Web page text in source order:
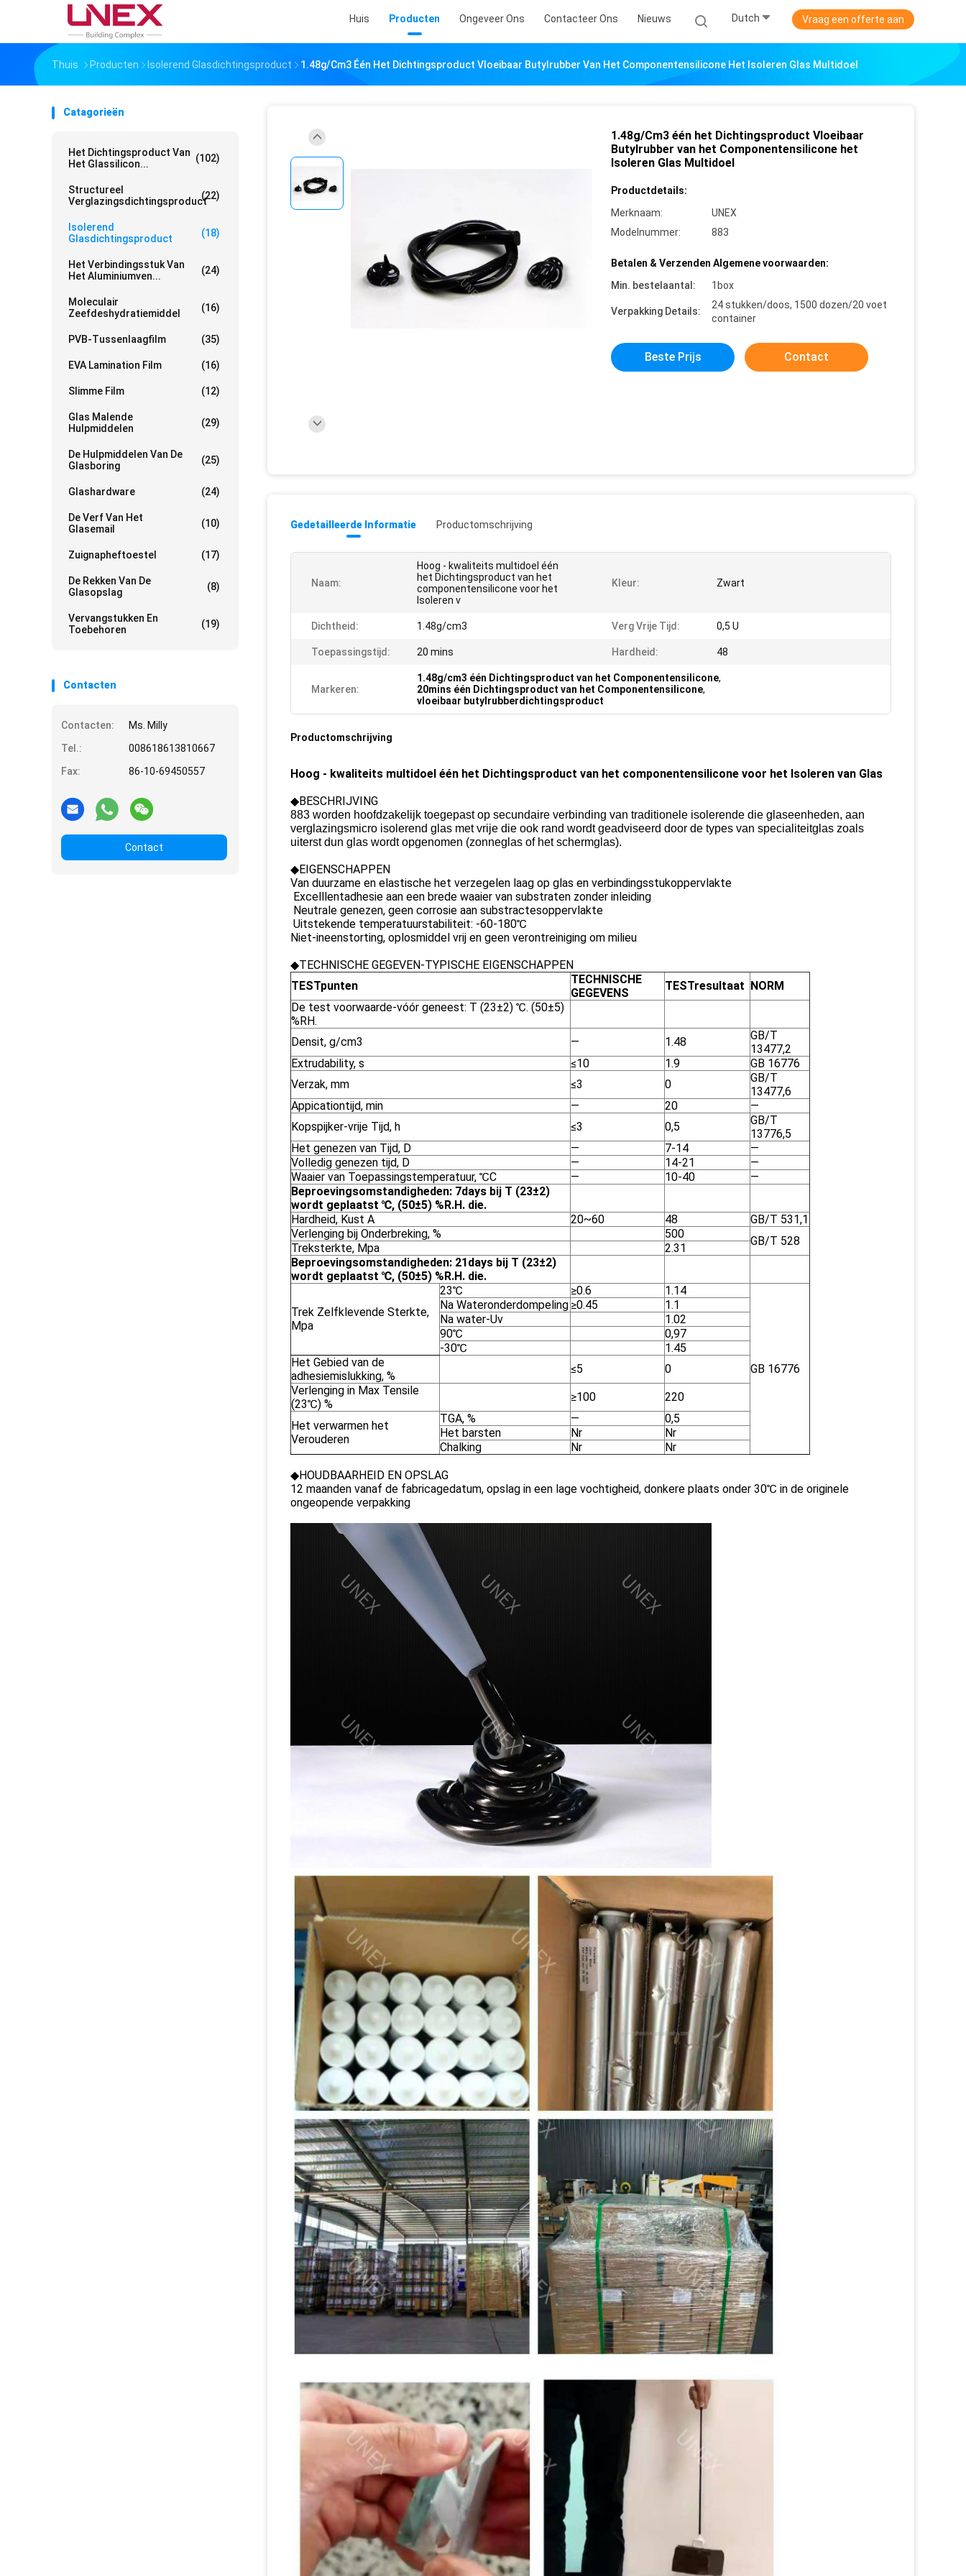
Huis Producten Ongeveer Ons Contacteer Ons Nieuws Dutch Vraag een offerte aan
Thuis Producten Isolerend Glasdichtingsproduct 1.48g/Cm3 Één Het Dichtingsproduct Vloeibaar Butylrubber Van Het Componentensilicone Het Isoleren Glas Multidoel
Catagorieën
Het Dichtingsproduct Van
Het Glassilicon...
(102)
Structureel
Verglazingsdichtingsproduct(22)
Isolerend
Glasdichtingsproduct
(18)
Het Verbindingsstuk Van
Het Aluminiumven...
(24)
Moleculair
Zeefdeshydratiemiddel
(16)
PVB-Tussenlaagfilm (35)
EVA Lamination Film (16)
Slimme Film (12)
Glas Malende
Hulpmiddelen
(29)
De Hulpmiddelen Van De
Glasboring
(25)
Glashardware (24)
De Verf Van Het
Glasemail
(10)
Zuignapheftoestel (17)
De Rekken Van De
Glasopslag
(8)
Vervangstukken En
Toebehoren
(19)
Contacten
Contacten:
Ms. Milly
Tel.:
008618613810667
Fax:
86-10-69450557
Contact
1.48g/Cm3 één het Dichtingsproduct Vloeibaar
Butylrubber van het Componentensilicone het
Isoleren Glas Multidoel
Productdetails:
Merknaam:
UNEX
Modelnummer:
883
Betalen & Verzenden Algemene voorwaarden:
Min. bestelaantal:
1box
Verpakking Details:
24 stukken/doos, 1500 dozen/20 voet
container
Beste Prijs Contact
Gedetailleerde Informatie Productomschrijving
Naam:
Hoog - kwaliteits multidoel één
het Dichtingsproduct van het
componentensilicone voor het
Isoleren v
Kleur: Zwart
Dichtheid: 1.48g/cm3 Verg Vrije Tijd: 0,5 U
Toepassingstijd: 20 mins Hardheid: 48
Markeren:
1.48g/cm3 één Dichtingsproduct van het Componentensilicone,
20mins één Dichtingsproduct van het Componentensilicone,
vloeibaar butylrubberdichtingsproduct
Productomschrijving
Hoog - kwaliteits multidoel één het Dichtingsproduct van het componentensilicone voor het Isoleren van Glas
◆BESCHRIJVING
883 worden hoofdzakelijk toegepast op secundaire verbinding van traditionele isolerende die glaseenheden, aan
verglazingsmicro isolerend glas met vrije die ook rand wordt geadviseerd door de types van specialiteitglas zoals
uiterst dun glas wordt opgenomen (zonneglas of het schermglas).
◆EIGENSCHAPPEN
Van duurzame en elastische het verzegelen laag op glas en verbindingsstukoppervlakte
Excelllentadhesie aan een brede waaier van substraten zonder inleiding
Neutrale genezen, geen corrosie aan substractesoppervlakte
Uitstekende temperatuurstabiliteit: -60-180℃
Niet-ineenstorting, oplosmiddel vrij en geen verontreiniging om milieu
◆TECHNISCHE GEGEVEN-TYPISCHE EIGENSCHAPPEN
TESTpunten
TECHNISCHE
GEGEVENS
TESTresultaat NORM
De test voorwaarde-vóór geneest: T (23±2) ℃. (50±5)
%RH.
Densit, g/cm3
— 1.48
GB/T
13477,2
Extrudability, s
≤10 1.9
GB 16776
Verzak, mm
≤3 0
GB/T
13477,6
Appicationtijd, min
— 20
—
Kopspijker-vrije Tijd, h
≤3 0,5
GB/T
13776,5
Het genezen van Tijd, D
— 7-14
—
Volledig genezen tijd, D
— 14-21
—
Waaier van Toepassingstemperatuur, ℃C
— 10-40
—
Beproevingsomstandigheden: 7days bij T (23±2)
wordt geplaatst ℃, (50±5) %R.H. die.
Hardheid, Kust A
20~60 48
GB/T 531,1
Verlenging bij Onderbreking, %
500
GB/T 528
Treksterkte, Mpa
2.31
Beproevingsomstandigheden: 21days bij T (23±2)
wordt geplaatst ℃, (50±5) %R.H. die.
Trek Zelfklevende Sterkte,
Mpa
23℃ ≥0.6 1.14
GB 16776
Na Wateronderdompeling ≥0.45
1.1
Na water-Uv
1.02
90℃
0,97
-30℃
1.45
Het Gebied van de
adhesiemislukking, %
≤5
0
Verlenging in Max Tensile
(23℃) %
≥100 220
Het verwarmen het
Verouderen
TGA, % —
0,5
Het barsten
Nr
Nr
Chalking
Nr Nr
◆HOUDBAARHEID EN OPSLAG
12 maanden vanaf de fabricagedatum, opslag in een lage vochtigheid, donkere plaats onder 30℃ in de originele
ongeopende verpakking